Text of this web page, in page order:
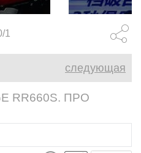
1
следующая
RR660S. ПРО